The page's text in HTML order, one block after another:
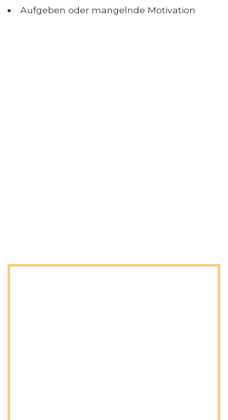
Aufgeben oder mangelnde Motivation